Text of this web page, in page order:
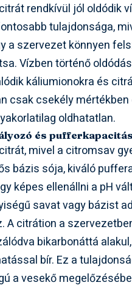
rendkívül jól oldódik
tulajdonsága,
a szervezet könnyen
Vízben történő
káliumionokra és
csak csekély mértékben
oldhatatlan.
és pufferkapacitás
mivel a citromsav
bázis sója, kiváló
képes ellenállni a pH
savat vagy bázist
A citrátion a
bikarbonáttá
bír. Ez a
a vesekő